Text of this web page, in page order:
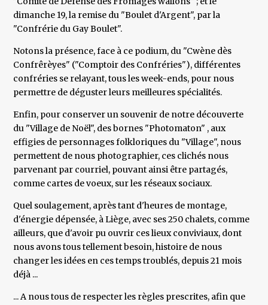
dimanche 19, la remise du "Boulet d'Argent", par la
"Confrérie du Gay Boulet".
Notons la présence, face à ce podium, du "Cwène dès
Confrêrèyes" ("Comptoir des Confréries"), différentes
confréries se relayant, tous les week-ends, pour nous
permettre de déguster leurs meilleures spécialités.
Enfin, pour conserver un souvenir de notre découverte
du "Village de Noël", des bornes "Photomaton" , aux
effigies de personnages folkloriques du "Village", nous
permettent de nous photographier, ces clichés nous
parvenant par courriel, pouvant ainsi être partagés,
comme cartes de voeux, sur les réseaux sociaux.
Quel soulagement, après tant d'heures de montage,
d'énergie dépensée, à Liège, avec ses 250 chalets, comme
ailleurs, que d'avoir pu ouvrir ces lieux conviviaux, dont
nous avons tous tellement besoin, histoire de nous
changer les idées en ces temps troublés, depuis 21 mois
déjà ...
... A nous tous de respecter les règles prescrites, afin que